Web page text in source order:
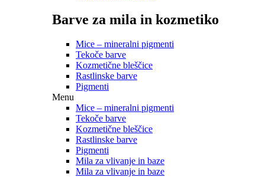
Barve za mila in kozmetiko
Mice – mineralni pigmenti
Tekoče barve
Kozmetične bleščice
Rastlinske barve
Pigmenti
Menu
Mice – mineralni pigmenti
Tekoče barve
Kozmetične bleščice
Rastlinske barve
Pigmenti
Mila za vlivanje in baze
Mila za vlivanje in baze